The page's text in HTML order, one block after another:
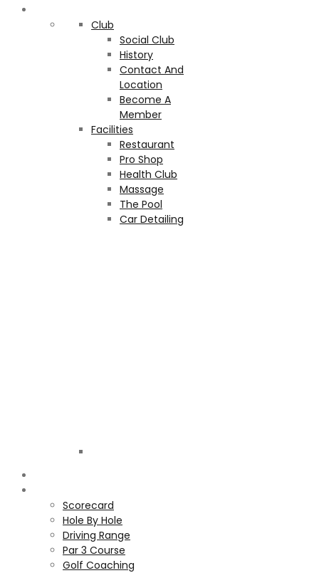
Club
Social Club
History
Contact And
Location
Become A
Member
Facilities
Restaurant
Pro Shop
Health Club
Massage
The Pool
Car Detailing
Scorecard
Hole By Hole
Driving Range
Par 3 Course
Golf Coaching